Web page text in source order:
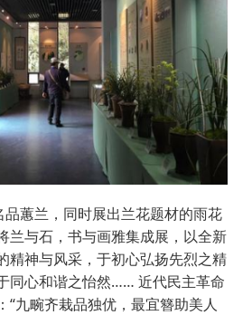
蕙兰，同时展出兰花题材的雨花
兰与石，书与画雅集成展，以全新
精神与风采，于初心弘扬先烈之精
同心和谐之怡然…… 近代民主革命
“九畹齐栽品独优，最宜簪助美人